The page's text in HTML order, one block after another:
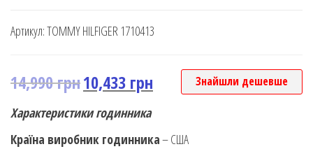
Артикул:TOMMY HILFIGER 1710413
14,990грн10,433 грн Знайшли дешевше
Характеристики годинника
Країна виробник годинника– США